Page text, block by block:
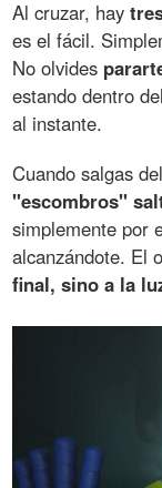
Al cruzar, hay
es el fácil.
No olvides
estando dentro
al instante.
Cuando salgas
"escombros"
simplemente por
alcanzándote. El
final, sino a la